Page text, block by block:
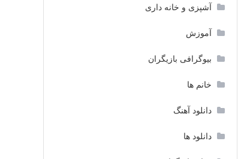
آشپزی و خانه داری
آموزش
بیوگرافی بازیگران
خانم ها
دانلود آهنگ
دانلود ها